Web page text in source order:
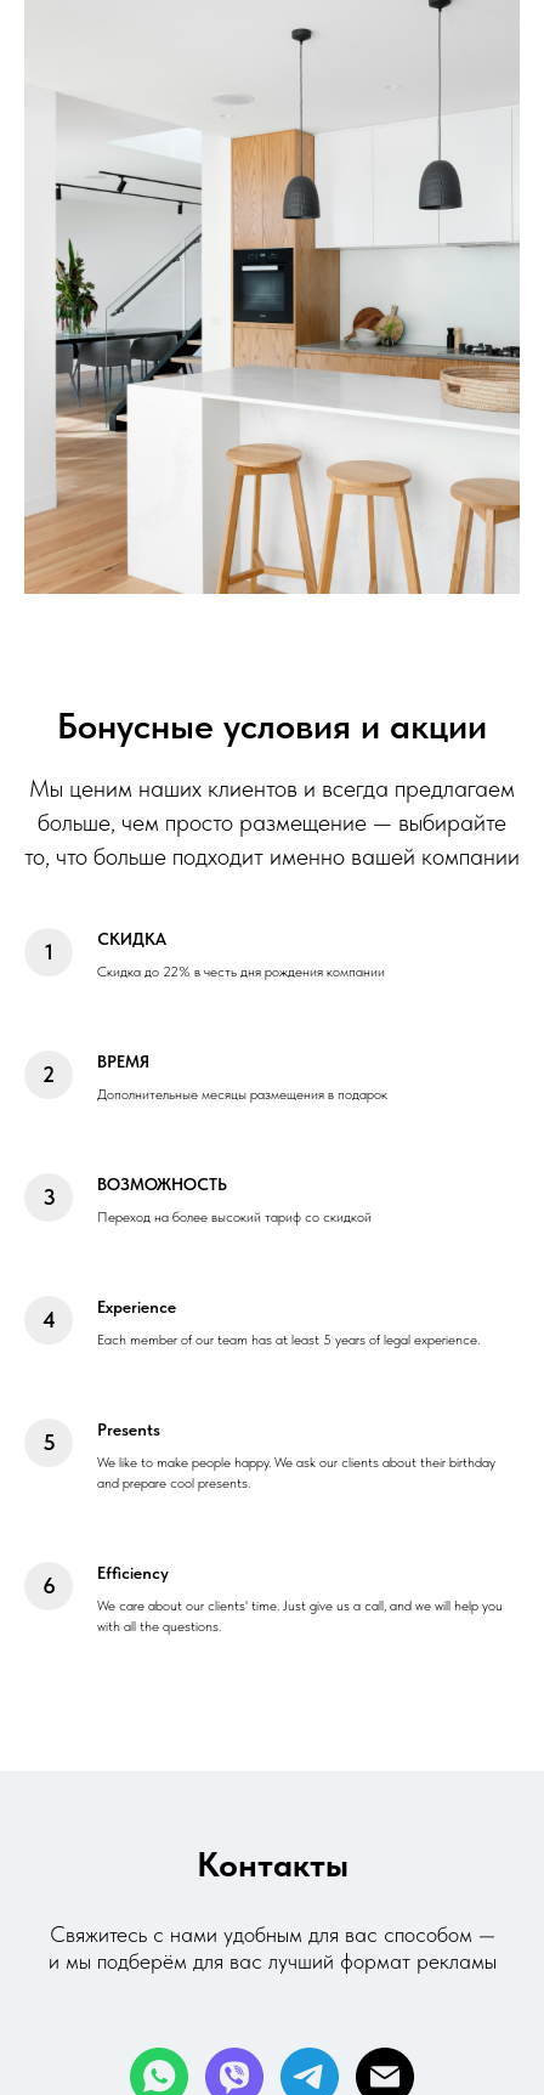
Бонусные условия и акции
Мы ценим наших клиентов и всегда предлагаем
больше, чем просто размещение — выбирайте
то, что больше подходит именно вашей компании
СКИДКА
Скидка до 22% в честь дня рождения компании
ВРЕМЯ
Дополнительные месяцы размещения в подарок
ВОЗМОЖНОСТЬ
Переход на более высокий тариф со скидкой
Experience
Each member of our team has at least 5 years of legal experience.
Presents
We like to make people happy. We ask our clients about their birthday
and prepare cool presents.
Efficiency
We care about our clients' time. Just give us a call, and we will help you
with all the questions.
Контакты
Свяжитесь с нами удобным для вас способом —
и мы подберём для вас лучший формат рекламы